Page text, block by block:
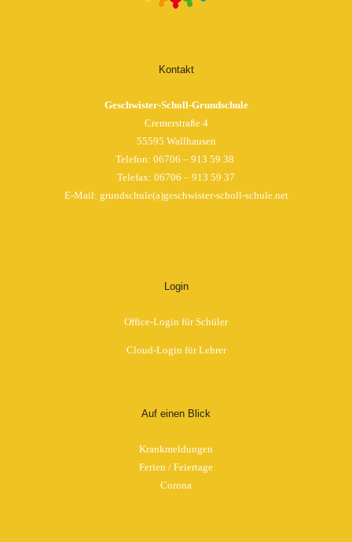
Kontakt
Geschwister-Scholl-Grundschule
Cremerstraße 4
55595 Wallhausen
Telefon: 06706 – 913 59 38
Telefax: 06706 – 913 59 37
E-Mail: grundschule(a)geschwister-scholl-schule.net
Login
Office-Login für Schüler
Cloud-Login für Lehrer
Auf einen Blick
Krankmeldungen
Ferien / Feiertage
Corona